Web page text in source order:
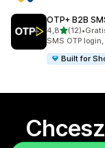
OTP+ B2B
4,8na 5(12)
Łączna liczba
•
SMS OTP
Built for